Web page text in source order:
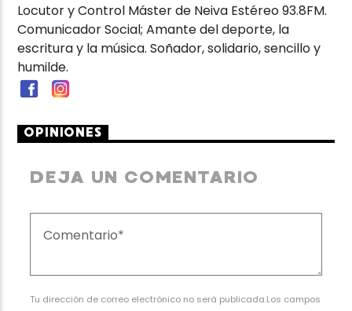
Locutor y Control Máster de Neiva Estéreo 93.8FM.
Comunicador Social; Amante del deporte, la
escritura y la música. Soñador, solidario, sencillo y
humilde.
OPINIONES
DEJA UN COMENTARIO
Tu dirección de correo electrónico no será publicada.Los campos